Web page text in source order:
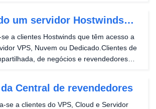
um servidor Hostwinds
cPanel / WHM
a clientes Hostwinds que têm acesso a
VPS, Nuvem ou Dedicado.Clientes de
de negócios e revendedores
Central de revendedores
se a clientes do VPS, Cloud e Servidor